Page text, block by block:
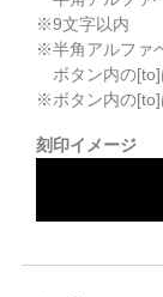
※9文字以内
※半角アルファ
ボタン内の[to]
※ボタン内の[to]
刻印イメージ